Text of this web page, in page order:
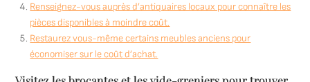
Renseignez-vous auprès d’antiquaires locaux pour connaître les
pièces disponibles à moindre coût.
Restaurez vous-même certains meubles anciens pour
économiser sur le coût d’achat.